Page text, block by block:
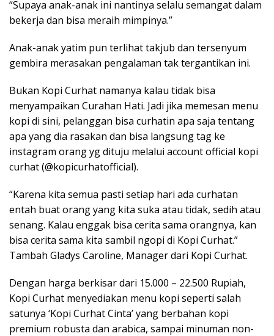
“Supaya anak-anak ini nantinya selalu semangat dalam
bekerja dan bisa meraih mimpinya.”
Anak-anak yatim pun terlihat takjub dan tersenyum
gembira merasakan pengalaman tak tergantikan ini.
Bukan Kopi Curhat namanya kalau tidak bisa
menyampaikan Curahan Hati. Jadi jika memesan menu
kopi di sini, pelanggan bisa curhatin apa saja tentang
apa yang dia rasakan dan bisa langsung tag ke
instagram orang yg dituju melalui account official kopi
curhat (@kopicurhatofficial).
“Karena kita semua pasti setiap hari ada curhatan
entah buat orang yang kita suka atau tidak, sedih atau
senang. Kalau enggak bisa cerita sama orangnya, kan
bisa cerita sama kita sambil ngopi di Kopi Curhat.”
Tambah Gladys Caroline, Manager dari Kopi Curhat.
Dengan harga berkisar dari 15.000 – 22.500 Rupiah,
Kopi Curhat menyediakan menu kopi seperti salah
satunya ‘Kopi Curhat Cinta’ yang berbahan kopi
premium robusta dan arabica, sampai minuman non-